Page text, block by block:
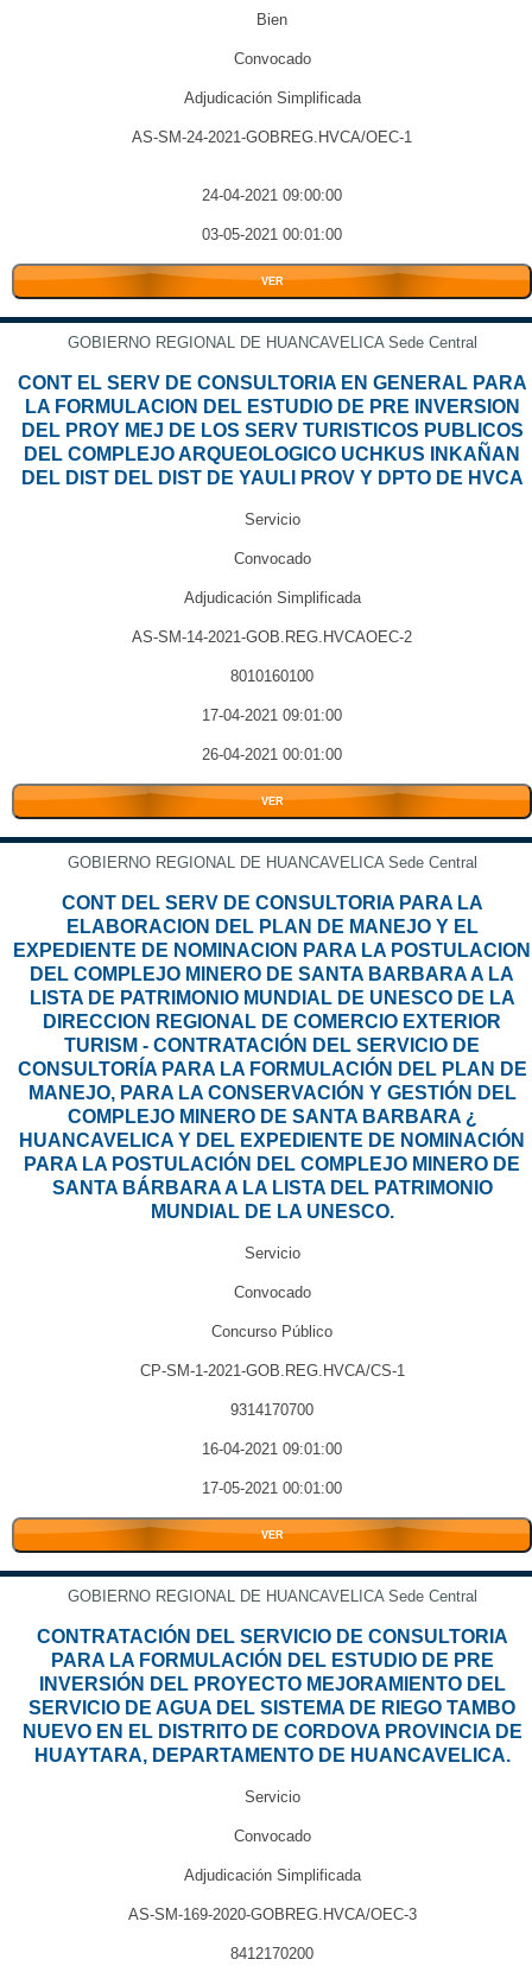
Bien
Convocado
Adjudicación Simplificada
AS-SM-24-2021-GOBREG.HVCA/OEC-1
24-04-2021 09:00:00
03-05-2021 00:01:00
VER
GOBIERNO REGIONAL DE HUANCAVELICA Sede Central
CONT EL SERV DE CONSULTORIA EN GENERAL PARA
LA FORMULACION DEL ESTUDIO DE PRE INVERSION
DEL PROY MEJ DE LOS SERV TURISTICOS PUBLICOS
DEL COMPLEJO ARQUEOLOGICO UCHKUS INKAÑAN
DEL DIST DEL DIST DE YAULI PROV Y DPTO DE HVCA
Servicio
Convocado
Adjudicación Simplificada
AS-SM-14-2021-GOB.REG.HVCAOEC-2
8010160100
17-04-2021 09:01:00
26-04-2021 00:01:00
VER
GOBIERNO REGIONAL DE HUANCAVELICA Sede Central
CONT DEL SERV DE CONSULTORIA PARA LA
ELABORACION DEL PLAN DE MANEJO Y EL
EXPEDIENTE DE NOMINACION PARA LA POSTULACION
DEL COMPLEJO MINERO DE SANTA BARBARA A LA
LISTA DE PATRIMONIO MUNDIAL DE UNESCO DE LA
DIRECCION REGIONAL DE COMERCIO EXTERIOR
TURISM - CONTRATACIÓN DEL SERVICIO DE
CONSULTORÍA PARA LA FORMULACIÓN DEL PLAN DE
MANEJO, PARA LA CONSERVACIÓN Y GESTIÓN DEL
COMPLEJO MINERO DE SANTA BARBARA ¿
HUANCAVELICA Y DEL EXPEDIENTE DE NOMINACIÓN
PARA LA POSTULACIÓN DEL COMPLEJO MINERO DE
SANTA BÁRBARA A LA LISTA DEL PATRIMONIO
MUNDIAL DE LA UNESCO.
Servicio
Convocado
Concurso Público
CP-SM-1-2021-GOB.REG.HVCA/CS-1
9314170700
16-04-2021 09:01:00
17-05-2021 00:01:00
VER
GOBIERNO REGIONAL DE HUANCAVELICA Sede Central
CONTRATACIÓN DEL SERVICIO DE CONSULTORIA
PARA LA FORMULACIÓN DEL ESTUDIO DE PRE
INVERSIÓN DEL PROYECTO MEJORAMIENTO DEL
SERVICIO DE AGUA DEL SISTEMA DE RIEGO TAMBO
NUEVO EN EL DISTRITO DE CORDOVA PROVINCIA DE
HUAYTARA, DEPARTAMENTO DE HUANCAVELICA.
Servicio
Convocado
Adjudicación Simplificada
AS-SM-169-2020-GOBREG.HVCA/OEC-3
8412170200